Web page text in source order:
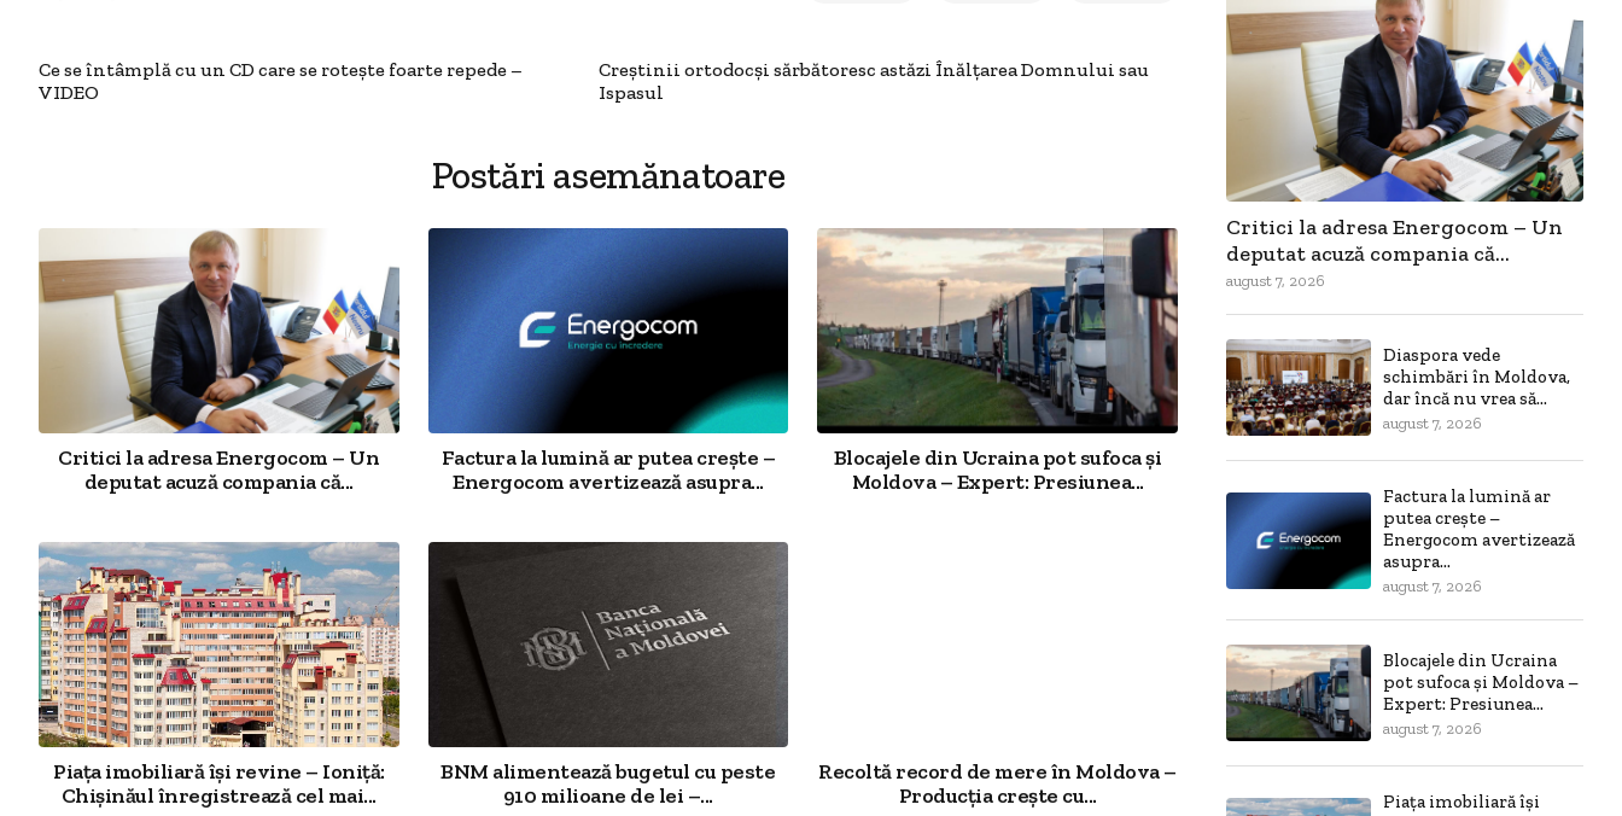
Ce se întâmplă cu un CD care se roteşte foarte repede –
VIDEO
Creștinii ortodocși sărbătoresc astăzi Înălțarea Domnului sau
Ispasul
Postări asemănatoare
Critici la adresa Energocom – Un
deputat acuză compania că...
Factura la lumină ar putea crește –
Energocom avertizează asupra...
Blocajele din Ucraina pot sufoca și
Moldova – Expert: Presiunea...
Piața imobiliară își revine – Ioniță:
Chișinăul înregistrează cel mai...
BNM alimentează bugetul cu peste
910 milioane de lei –...
Recoltă record de mere în Moldova –
Producția crește cu...
Critici la adresa Energocom – Un
deputat acuză compania că...
august 7, 2026
Diaspora vede
schimbări în Moldova,
dar încă nu vrea să...
august 7, 2026
Factura la lumină ar
putea crește –
Energocom avertizează
asupra...
august 7, 2026
Blocajele din Ucraina
pot sufoca și Moldova –
Expert: Presiunea...
august 7, 2026
Piața imobiliară își